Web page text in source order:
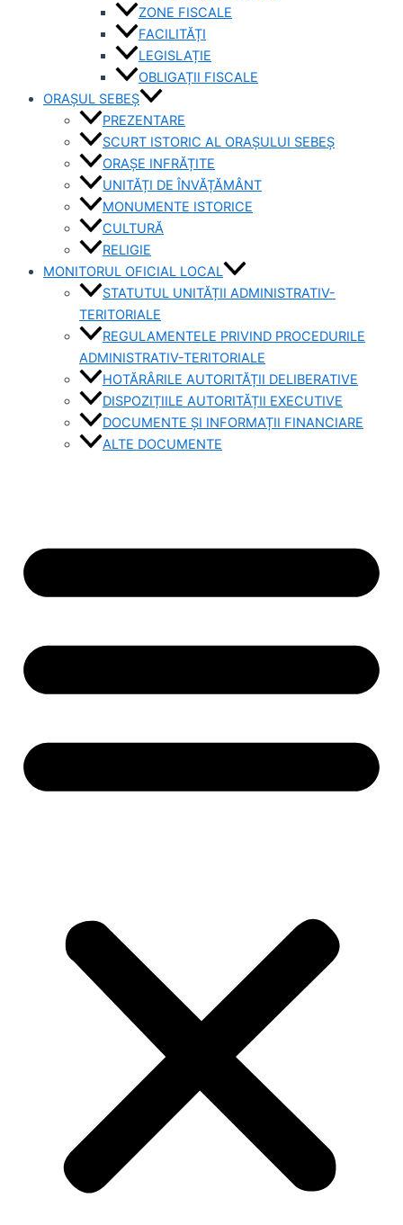
ZONE FISCALE
FACILITĂȚI
LEGISLAȚIE
OBLIGAȚII FISCALE
ORAȘUL SEBEȘ
PREZENTARE
SCURT ISTORIC AL ORAȘULUI SEBEȘ
ORAȘE INFRĂȚITE
UNITĂȚI DE ÎNVĂȚĂMÂNT
MONUMENTE ISTORICE
CULTURĂ
RELIGIE
MONITORUL OFICIAL LOCAL
STATUTUL UNITĂȚII ADMINISTRATIV-
TERITORIALE
REGULAMENTELE PRIVIND PROCEDURILE
ADMINISTRATIV-TERITORIALE
HOTĂRÂRILE AUTORITĂȚII DELIBERATIVE
DISPOZIȚIILE AUTORITĂȚII EXECUTIVE
DOCUMENTE ȘI INFORMAȚII FINANCIARE
ALTE DOCUMENTE